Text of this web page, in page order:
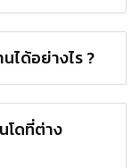
ได้อย่างไร ?
โดที่ต่าง